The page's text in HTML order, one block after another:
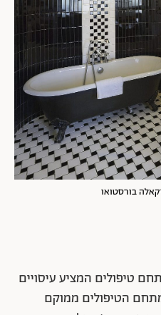
בורסטואו
טיפולים המציע עיסויים
מתחם הטיפולים ממוקם